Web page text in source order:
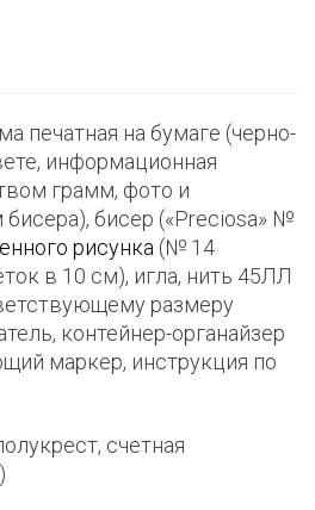
печатная на бумаге (черно-
информационная
грамм, фото и
бисер («Preciosa» №
рисунка (№ 14
в 10 см), игла, нить 45ЛЛ
размеру
контейнер-органайзер
маркер, инструкция по
счетная